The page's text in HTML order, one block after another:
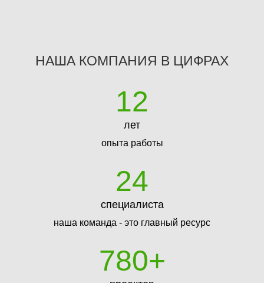
НАША КОМПАНИЯ В ЦИФРАХ
12
лет
опыта работы
24
специалиста
наша команда - это главный ресурс
780+